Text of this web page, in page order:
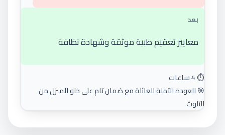
بعد
معايير تعقيم طبية موثقة وشهادة نظافة
⏱️ 4 ساعات
🎯 العودة الآمنة للعائلة مع ضمان تام على خلو المنزل من
التلوث